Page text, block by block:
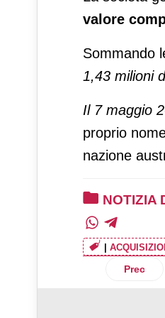
valore
Sommando
1,43 milioni
Il 7 maggio
proprio
nazione
NOTIZIA
Articolo
Prec